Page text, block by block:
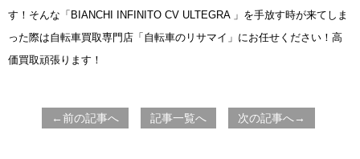
す！そんな「BIANCHI INFINITO CV ULTEGRA 」を手放す時が来てしま
った際は自転車買取専門店「自転車のリサマイ」にお任せください！高
価買取頑張ります！
←前の記事へ 記事一覧へ 次の記事へ→